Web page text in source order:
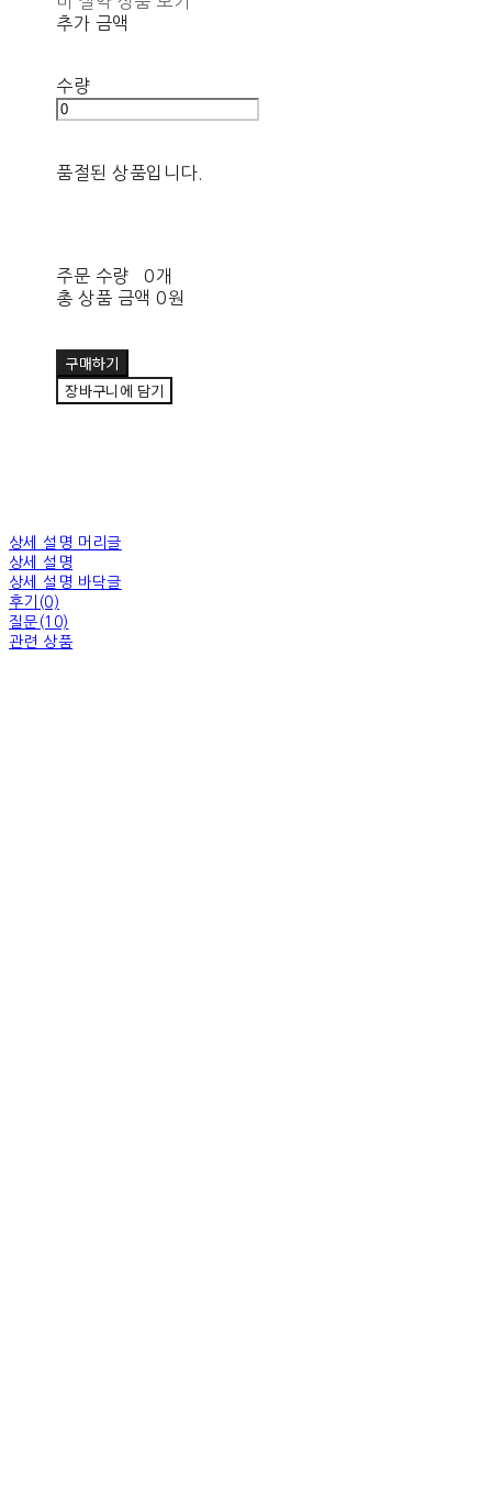
추가 금액
수량
품절된 상품입니다.
주문 수량
0개
총 상품 금액 0원
구매하기
장바구니에 담기
상세 설명 머리글
상세 설명
상세 설명 바닥글
후기(0)
질문(10)
관련 상품